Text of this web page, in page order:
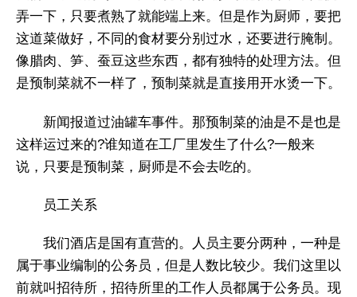
弄一下，只要煮熟了就能端上来。但是作为厨师，要把
这道菜做好，不同的食材要分别过水，还要进行腌制。
像腊肉、笋、蚕豆这些东西，都有独特的处理方法。但
是预制菜就不一样了，预制菜就是直接用开水烫一下。
新闻报道过油罐车事件。那预制菜的油是不是也是
这样运过来的?谁知道在工厂里发生了什么?一般来
说，只要是预制菜，厨师是不会去吃的。
员工关系
我们酒店是国有直营的。人员主要分两种，一种是
属于事业编制的公务员，但是人数比较少。我们这里以
前就叫招待所，招待所里的工作人员都属于公务员。现